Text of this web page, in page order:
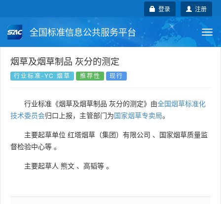
注册
登录
全国标准信息公共服务平台
国家标准 行业标准
国外标准 技术委员会
烟草及烟草制品 灰分的测定
行业标准-YC 烟草 推荐性 现行
行业标准《烟草及烟草制品 灰分的测定》由全国烟草标准化
技术委员会归口上报，主管部门为国家烟草专卖局。
主要起草单位 红塔烟草（集团）有限公司 、
国家烟草质量监
督检验中心等 。
主要起草人 熊文 、 高韬等 。